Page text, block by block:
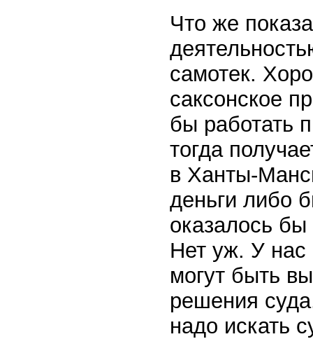
Что же
самотек.
саксонское
бы работать
тогда
в Ханты-
деньги либо
оказалось
Нет уж. У
могут быть
решения
надо искать